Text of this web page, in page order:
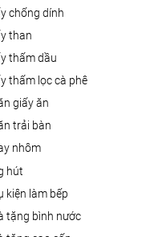
chống dính
than
thấm dầu
thấm lọc cà phê
giấy ăn
trải bàn
nhôm
hút
kiện làm bếp
tặng bình nước